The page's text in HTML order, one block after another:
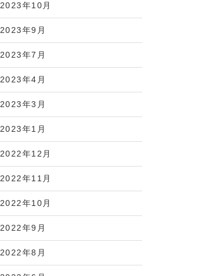
2023年10月
2023年9月
2023年7月
2023年4月
2023年3月
2023年1月
2022年12月
2022年11月
2022年10月
2022年9月
2022年8月